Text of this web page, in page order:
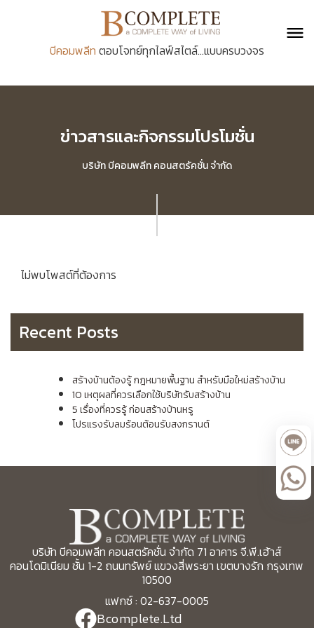
บีคอมพลีท ตอบโจทย์ทุกไลฟ์สไตล์...แบบครบวงจร
ข่าวสารและกิจกรรมโปรโมชั่น
บริษัท บีคอมพลีท คอนสตรัคชั่น จำกัด
ไม่พบโพสต์ที่ต้องการ
Recent Posts
สร้างบ้านต้องรู้ กฎหมายพื้นฐาน สำหรับมือใหม่สร้างบ้าน
10 เหตุผลที่ควรเลือกใช้บริษัทรับสร้างบ้าน
5 เรื่องที่ควรรู้ ก่อนสร้างบ้านหรู
โปรแรงรับลมร้อนต้อนรับสงกรานต์
บริษัท บีคอมพลีท คอนสตรัคชั่น จำกัด 71 อาคาร จี.พี.เฮ้าส์
คอนโดมิเนียม ชั้น 1-2 ถนนทรัพย์ แขวงสี่พระยา เขตบางรัก กรุงเทพ
10500
แฟกซ์ : 02-637-0005
Bcomplete.Ltd